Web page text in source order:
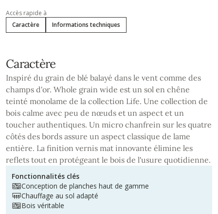
Accès rapide à
Caractère
Informations techniques
Caractère
Inspiré du grain de blé balayé dans le vent comme des
champs d'or. Whole grain wide est un sol en chêne
teinté monolame de la collection Life. Une collection de
bois calme avec peu de nœuds et un aspect et un
toucher authentiques. Un micro chanfrein sur les quatre
côtés des bords assure un aspect classique de lame
entière. La finition vernis mat innovante élimine les
reflets tout en protégeant le bois de l'usure quotidienne.
Fonctionnalités clés
Conception de planches haut de gamme
Chauffage au sol adapté
Bois véritable